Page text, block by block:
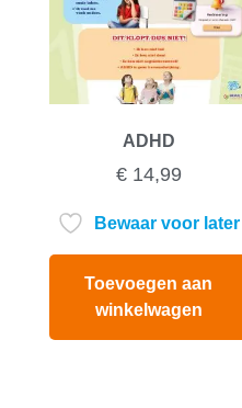
ADHD
€14,99
Bewaar voor later
Toevoegen aan
winkelwagen